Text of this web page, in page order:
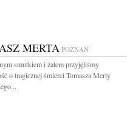
MERTAPOZNAŃ
smutkiem i żalem przyjęliśmy
o tragicznej śmierci Tomasza Merty